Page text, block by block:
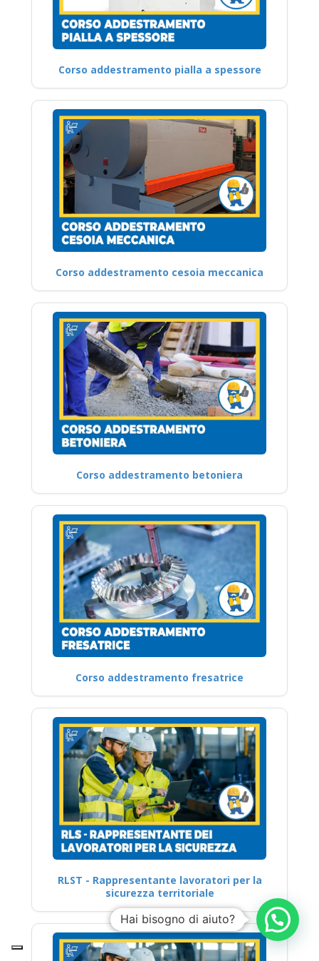
Corso addestramento pialla a spessore
Corso addestramento cesoia meccanica
Corso addestramento betoniera
Corso addestramento fresatrice
RLST - Rappresentante lavoratori per la
sicurezza territoriale
Hai bisogno di aiuto?